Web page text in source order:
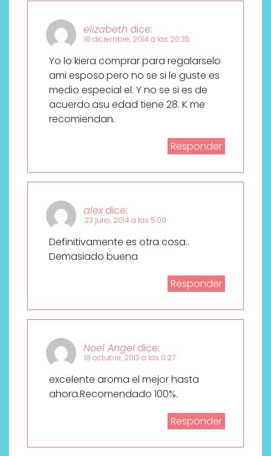
elizabeth dice:
16 diciembre, 2014 a las 20:35
Yo lo kiera comprar para regalarselo
ami esposo.pero no se si le guste es
medio especial el. Y no se si es de
acuerdo.asu edad tiene 28. K me
recomiendan.
Responder
alex dice:
23 julio, 2014 a las 5:09
Definitivamente es otra cosa..
Demasiado buena
Responder
Noel Angel dice:
18 octubre, 2013 a las 0:27
excelente aroma el mejor hasta
ahora.Recomendado 100%.
Responder